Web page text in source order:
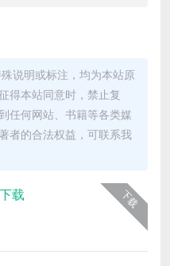
说明或标注，均为本站原
得本站同意时，禁止复
任何网站、书籍等各类媒
者的合法权益，可联系我
下载
载